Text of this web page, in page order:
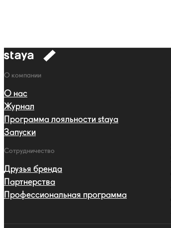
к
Навигация
О компании
О нас
Журнал
Программа лояльности staya
Запуски
Сотрудничество
Друзья бренда
Партнерства
Профессиональная программа